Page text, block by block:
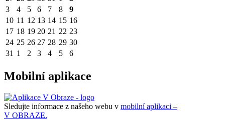
3
4 5 6 7 8
9
10 11 12 13 14 15 16
17 18 19 20 21 22 23
24 25 26 27 28 29 30
31 1 2 3 4 5 6
Mobilní aplikace
Sledujte informace z našeho webu v mobilní aplikaci –
V OBRAZE.